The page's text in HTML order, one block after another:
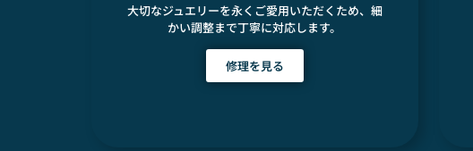
大切なジュエリーを永くご愛用いただくため、細
かい調整まで丁寧に対応します。
修理を見る